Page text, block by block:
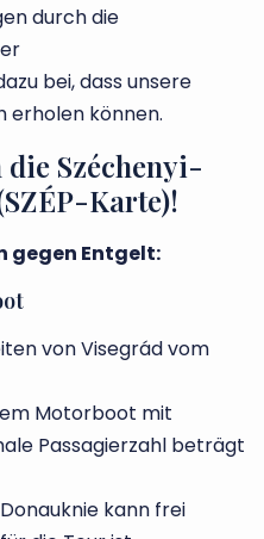
durch die
bei, dass unsere
erholen können.
Széchenyi-
Karte)!
gegen Entgelt:
von Visegrád vom
Motorboot mit
Passagierzahl beträgt
kann frei